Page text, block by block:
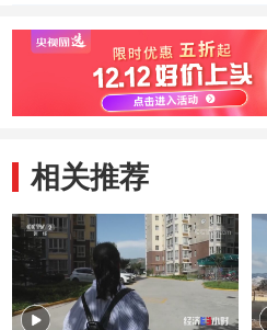
内阁
相关推荐